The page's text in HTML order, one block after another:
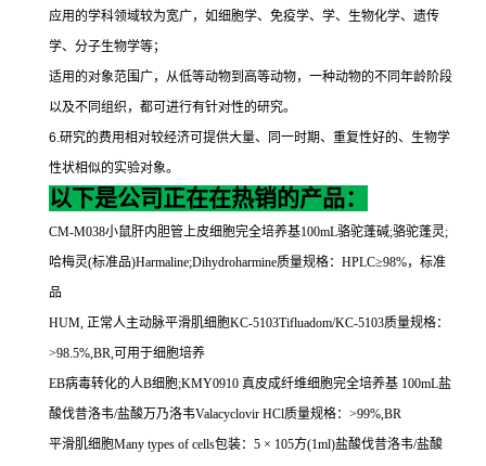
应用的学科领域较为宽广，如细胞学、免疫学、学、生物化学、遗传
学、分子生物学等；
适用的对象范围广，从低等动物到高等动物，一种动物的不同年龄阶段
以及不同组织，都可进行有针对性的研究。
6.研究的费用相对较经济可提供大量、同一时期、重复性好的、生物学
性状相似的实验对象。
以下是公司正在在热销的产品：
CM-M038小鼠肝内胆管上皮细胞完全培养基100mL骆驼蓬碱;骆驼蓬灵;
哈梅灵(标准品)Harmaline;Dihydroharmine质量规格： HPLC≥98%，标准
品
HUM, 正常人主动脉平滑肌细胞KC-5103Tifluadom/KC-5103质量规格：
>98.5%,BR,可用于细胞培养
EB病毒转化的人B细胞;KMY0910 真皮成纤维细胞完全培养基 100mL盐
酸伐昔洛韦/盐酸万乃洛韦Valacyclovir HCl质量规格： >99%,BR
平滑肌细胞Many types of cells包装： 5 × 105方(1ml)盐酸伐昔洛韦/盐酸